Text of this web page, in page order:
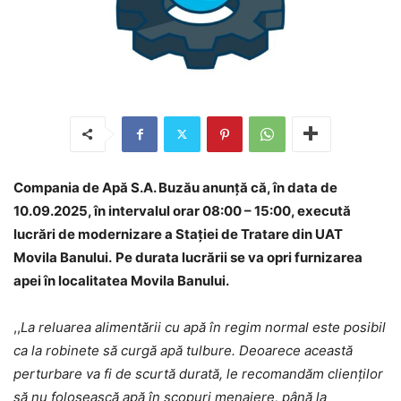
Compania de Apă S.A. Buzău anunță că, în data de
10.09.2025, în intervalul orar 08:00 – 15:00, execută
lucrări de modernizare a Stației de Tratare din UAT
Movila Banului. Pe durata lucrării se va opri furnizarea
apei în localitatea Movila Banului.
,,La reluarea alimentării cu apă în regim normal este posibil
ca la robinete să curgă apă tulbure. Deoarece această
perturbare va fi de scurtă durată, le recomandăm clienților
să nu folosească apă în scopuri menajere, până la